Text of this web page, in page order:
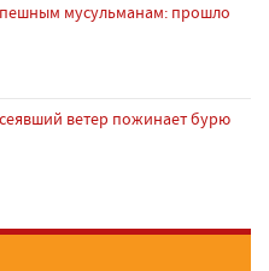
мусульманам: прошло
ветер пожинает бурю